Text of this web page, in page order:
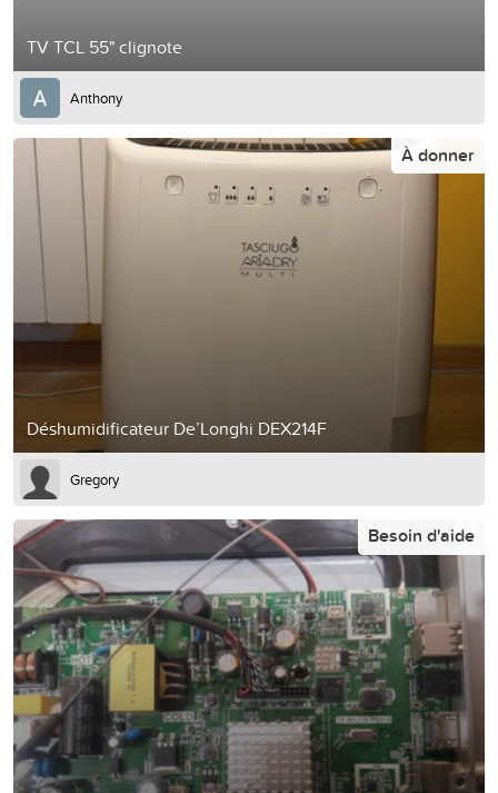
TV TCL 55" clignote
Anthony
Déshumidificateur De’Longhi DEX214F
À donner
Gregory
Besoin d'aide